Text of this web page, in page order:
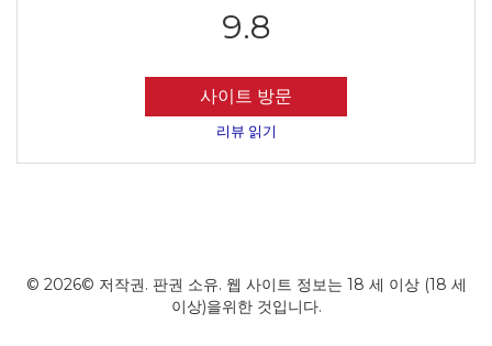
9.8
사이트 방문
리뷰 읽기
© 2026© 저작권. 판권 소유. 웹 사이트 정보는 18 세 이상 (18 세
이상)을위한 것입니다.